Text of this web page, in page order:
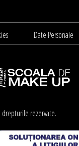
Date Personale
rezervate.